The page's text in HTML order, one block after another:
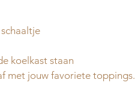
koelkast staan
met jouw favoriete toppings.